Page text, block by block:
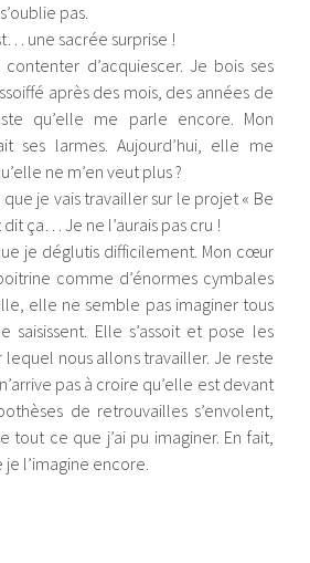
pas.
une sacrée surprise !
d’acquiescer. Je bois ses
après des mois, des années de
qu’elle me parle encore. Mon
ses larmes. Aujourd’hui, elle me
ne m’en veut plus ?
je vais travailler sur le projet « Be
dit ça… Je ne l’aurais pas cru !
je déglutis difficilement. Mon cœur
comme d’énormes cymbales
elle ne semble pas imaginer tous
saisissent. Elle s’assoit et pose les
lequel nous allons travailler. Je reste
pas à croire qu’elle est devant
de retrouvailles s’envolent,
tout ce que j’ai pu imaginer. En fait,
je l’imagine encore.